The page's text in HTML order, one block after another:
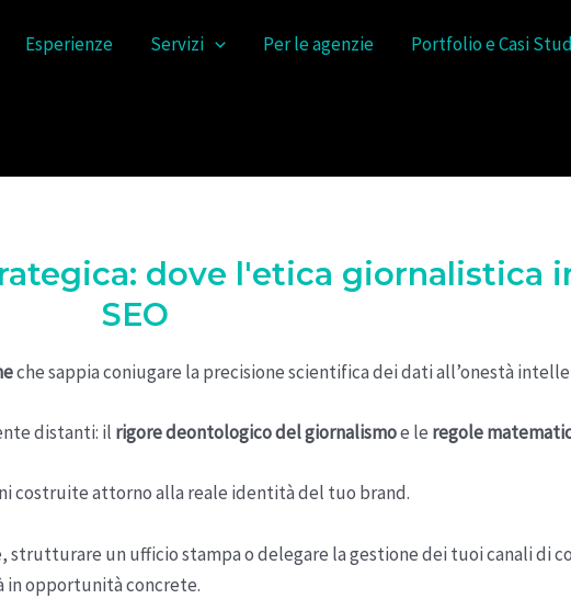
Esperienze Servizi Per le agenzie Portfolio e Casi
dove l'etica giornalistica
SEO
che sappia coniugare la precisione scientifica dei dati all’onestà
distanti: il rigore deontologico del giornalismoe le regole
costruite attorno alla reale identità del tuo brand.
strutturare un ufficio stampa o delegare la gestione dei tuoi canali di
in opportunità concrete.